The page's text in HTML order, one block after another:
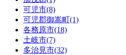
可児市(8)
可児郡御嵩町(1)
各務原市(18)
土岐市(7)
多治見市(32)